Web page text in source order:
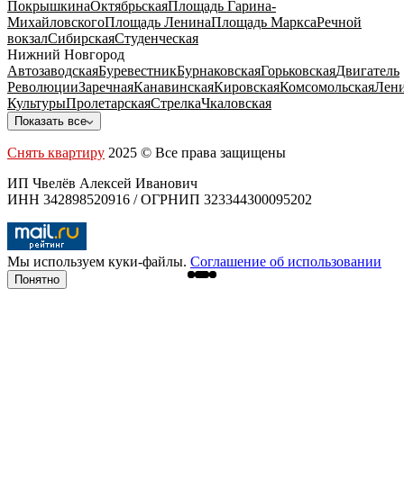
ПокрышкинаОктябрьскаяПлощадь Гарина-
МихайловскогоПлощадь ЛенинаПлощадь МарксаРечной
вокзалСибирскаяСтуденческая
Нижний Новгород
АвтозаводскаяБуревестникБурнаковскаяГорьковскаяДвигатель
РеволюцииЗаречнаяКанавинскаяКировскаяКомсомольская
КультурыПролетарскаяСтрелкаЧкаловская
Показать все
Снять квартиру 2025 © Все права защищены
ИП Чвелёв Алексей Иванович
ИНН 342898520916 / ОГРНИП 323344300095202
Мы используем куки-файлы. Соглашение об использовании
Понятно